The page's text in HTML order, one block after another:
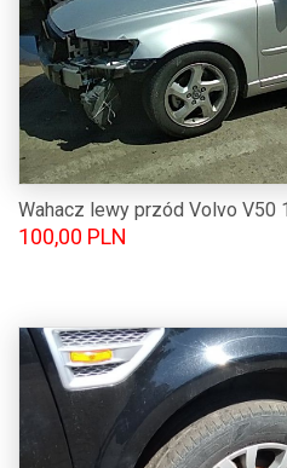
Wahacz lewy przód Volvo V50
100,00 PLN